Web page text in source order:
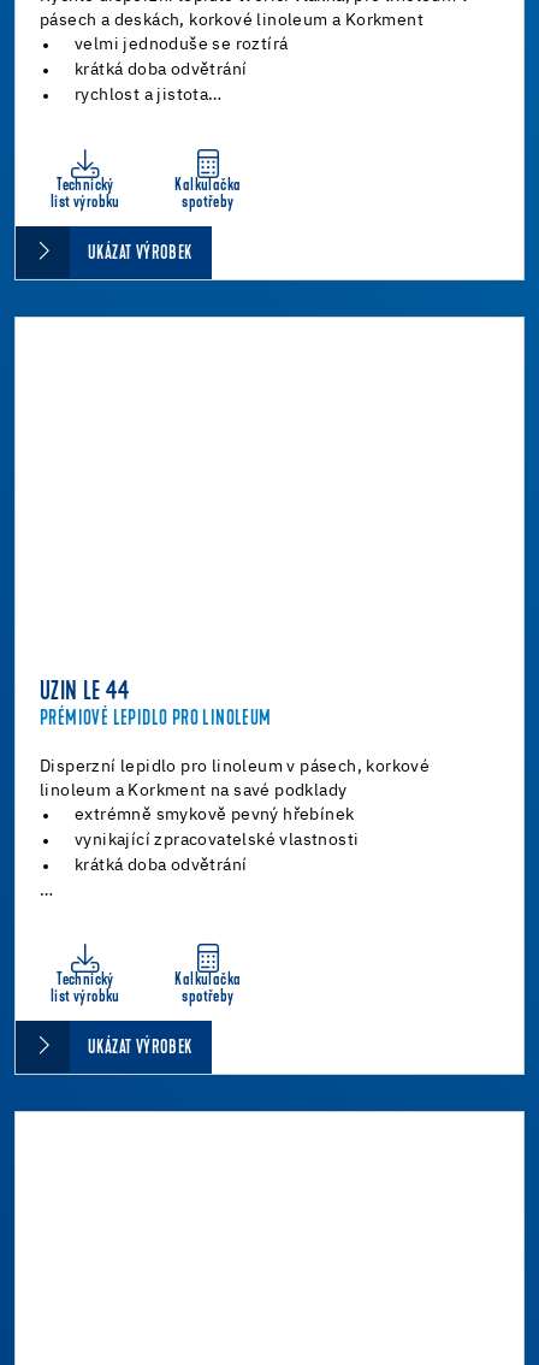
pásech a deskách, korkové linoleum a Korkment
velmi jednoduše se roztírá
krátká doba odvětrání
rychlost a jistota…
Technický
list výrobku
Kalkulačka
spotřeby
UKÁZAT VÝROBEK
UZIN LE 44
PRÉMIOVÉ LEPIDLO PRO LINOLEUM
Disperzní lepidlo pro linoleum v pásech, korkové
linoleum a Korkment na savé podklady
extrémně smykově pevný hřebínek
vynikající zpracovatelské vlastnosti
krátká doba odvětrání
…
Technický
list výrobku
Kalkulačka
spotřeby
UKÁZAT VÝROBEK